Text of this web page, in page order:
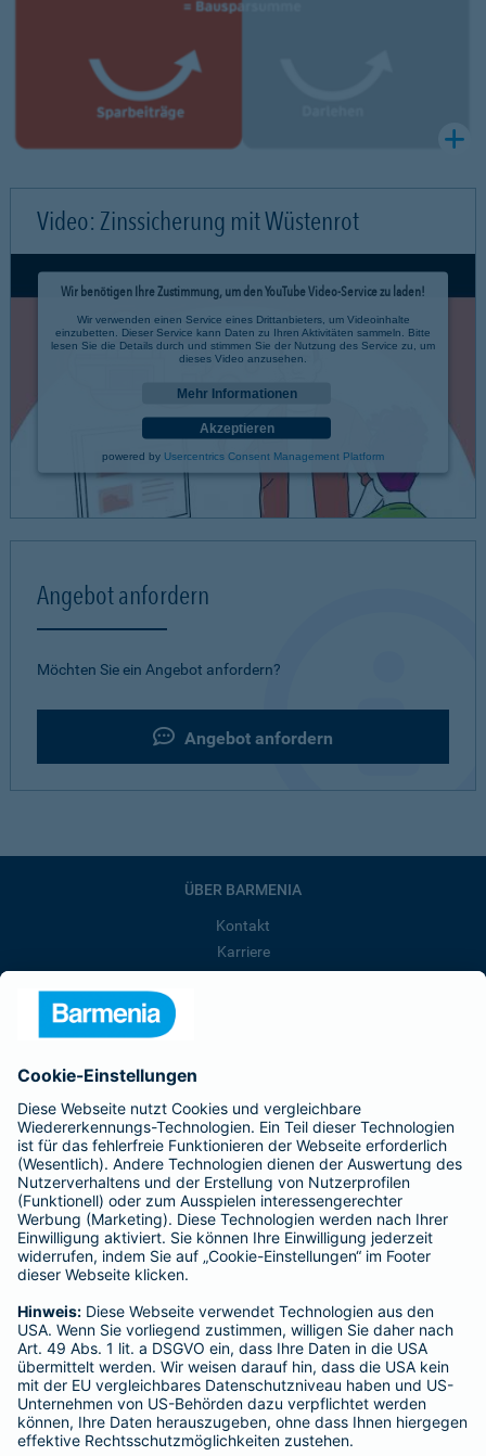
Video: Zinssicherung mit Wüstenrot
Wir benötigen Ihre Zustimmung, um den YouTube Video-Service zu laden!
Wir verwenden einen Service eines Drittanbieters, um Videoinhalte
einzubetten. Dieser Service kann Daten zu Ihren Aktivitäten sammeln. Bitte
lesen Sie die Details durch und stimmen Sie der Nutzung des Service zu, um
dieses Video anzusehen.
Mehr Informationen
Akzeptieren
powered by Usercentrics Consent Management Platform
Angebot anfordern
Möchten Sie ein Angebot anfordern?
Angebot anfordern
ÜBER BARMENIA
Kontakt
Karriere
Presse
Barmenia ist Teil der BarmeniaGothaer
BELIEBTE SEITEN
Kranken-Zusatzversicherung
Tierversicherungen
Haftpflichtversicherung
Hausratversicherung
Adresse ändern
Schaden melden
Kilometerstandsmeldung
Serviceübersicht